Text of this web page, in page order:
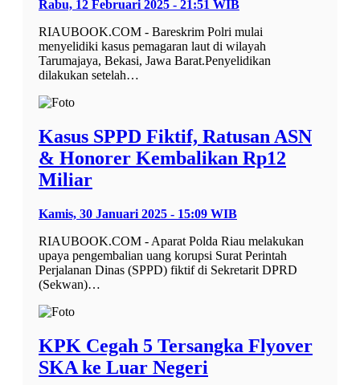
Rabu, 12 Februari 2025 - 21:51 WIB
RIAUBOOK.COM - Bareskrim Polri mulai
menyelidiki kasus pemagaran laut di wilayah
Tarumajaya, Bekasi, Jawa Barat.Penyelidikan
dilakukan setelah…
Kasus SPPD Fiktif, Ratusan ASN
& Honorer Kembalikan Rp12
Miliar
Kamis, 30 Januari 2025 - 15:09 WIB
RIAUBOOK.COM - Aparat Polda Riau melakukan
upaya pengembalian uang korupsi Surat Perintah
Perjalanan Dinas (SPPD) fiktif di Sekretarit DPRD
(Sekwan)…
KPK Cegah 5 Tersangka Flyover
SKA ke Luar Negeri